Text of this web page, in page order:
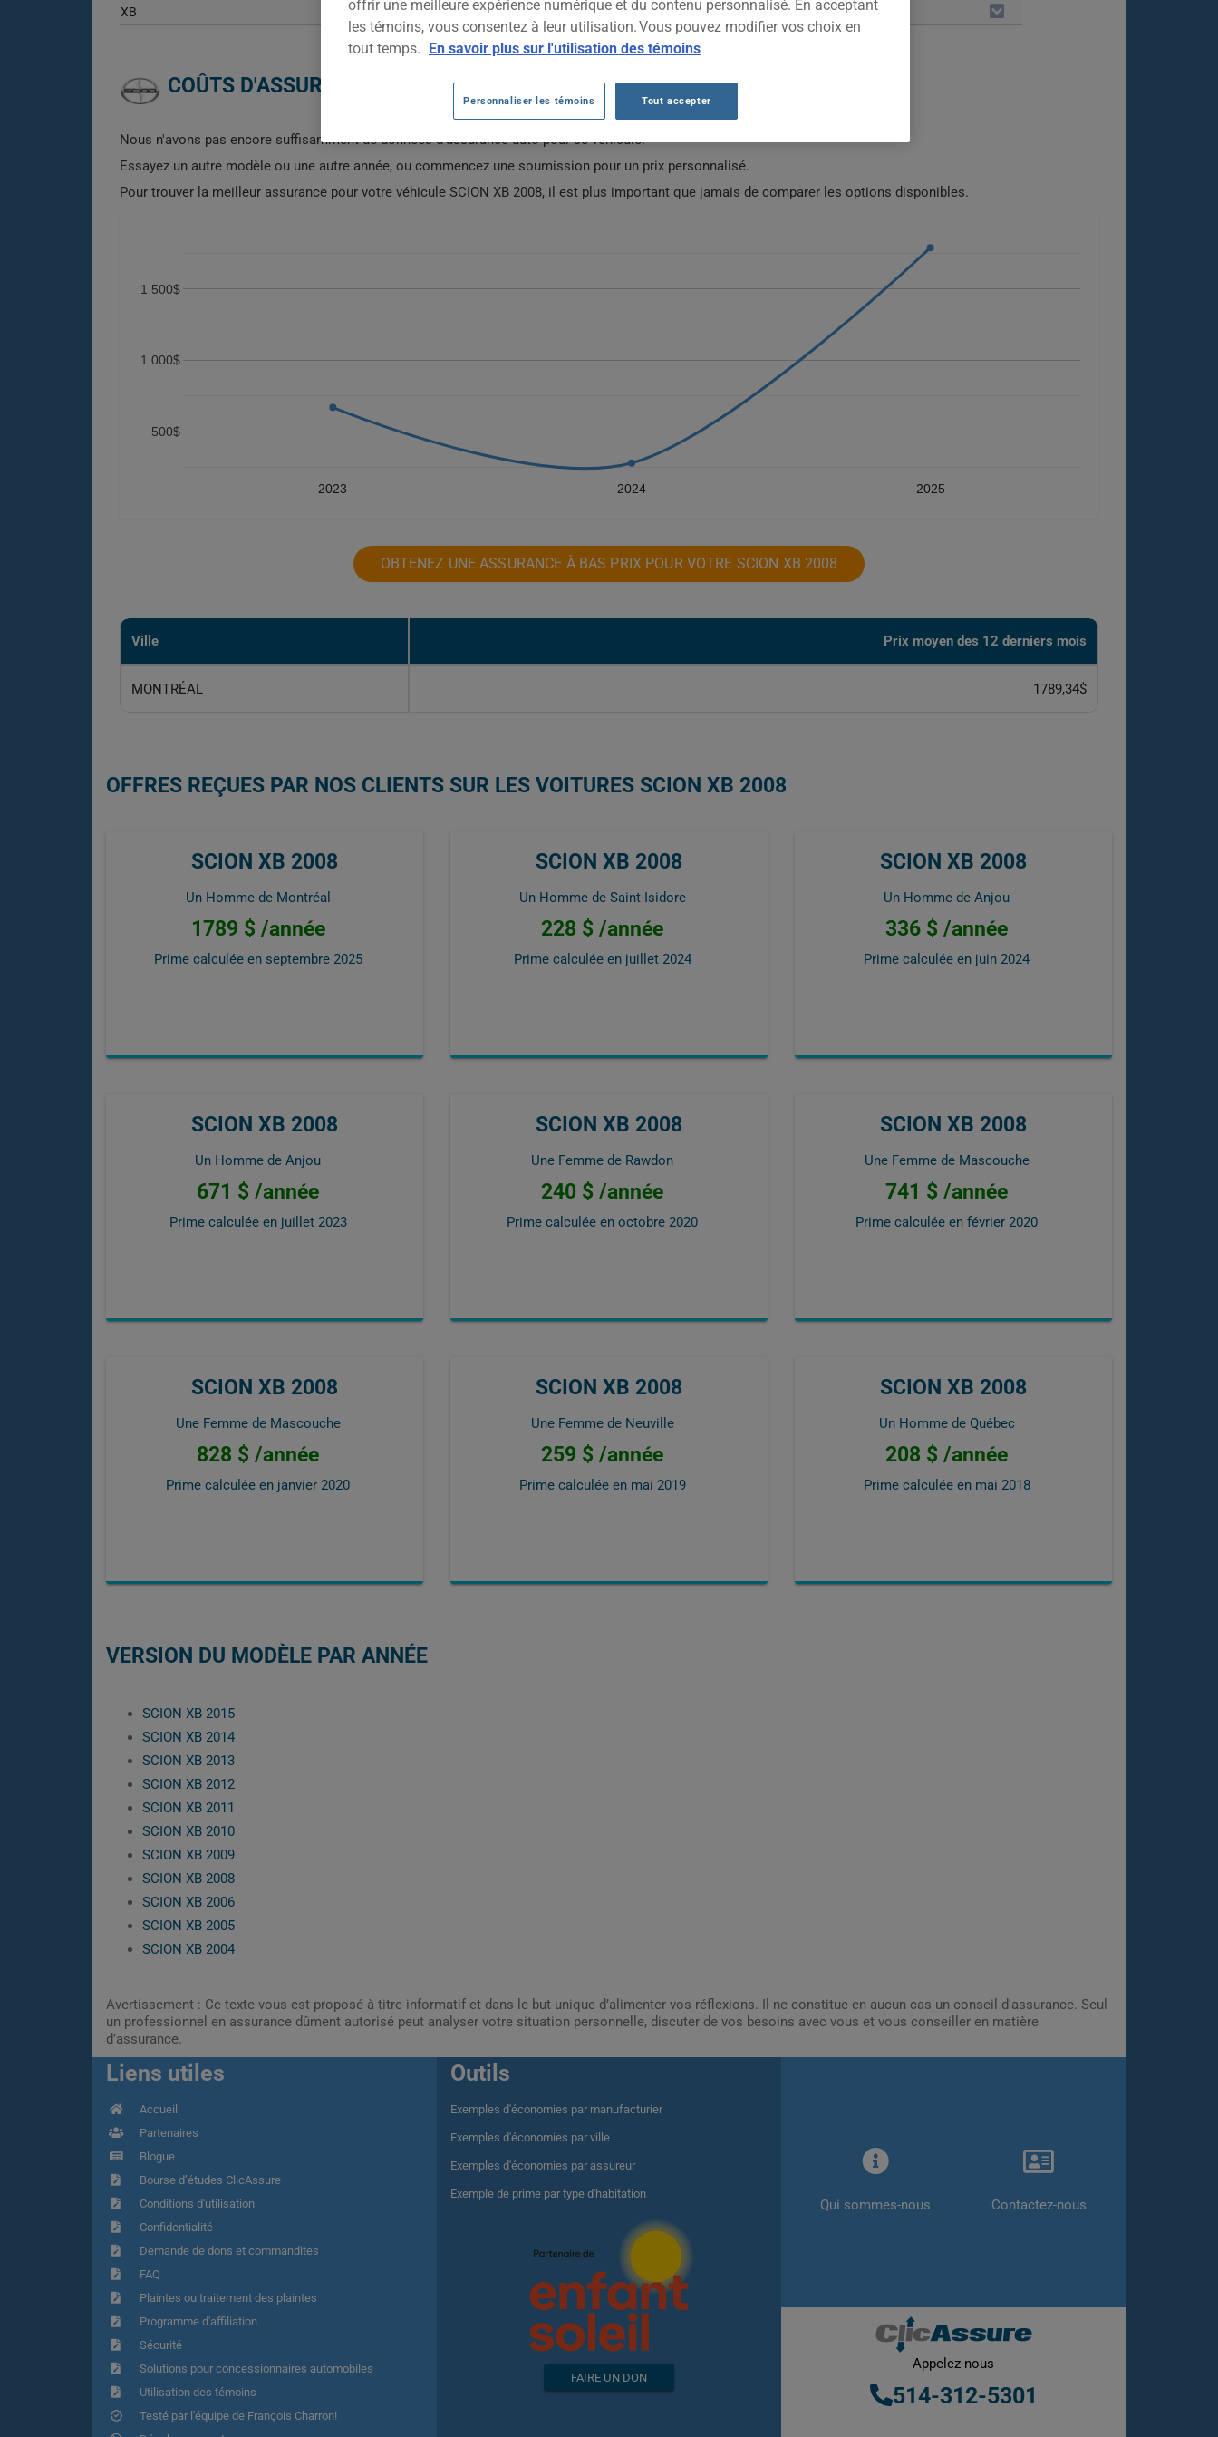
XB 2008 TOUTES LES VILLES
COÛTS D'ASSURANCE AUTO SCION XB 2008 DEPUIS 2023.
Nous n'avons pas encore suffisamment de données d'assurance auto pour ce véhicule.
Essayez un autre modèle ou une autre année, ou commencez une soumission pour un prix personnalisé.
Pour trouver la meilleur assurance pour votre véhicule SCION XB 2008, il est plus important que jamais de comparer les options disponibles.
2023 2024 2025
500$
1 000$
1 500$
OBTENEZ UNE ASSURANCE À BAS PRIX POUR VOTRE SCION XB 2008
Ville Prix ​​moyen des 12 derniers mois
MONTRÉAL 1789,34$
OFFRES REÇUES PAR NOS CLIENTS SUR LES VOITURES SCION XB 2008
SCION XB 2008
Un Homme de Montréal
1789 $ /année
Prime calculée en septembre 2025
SCION XB 2008
Un Homme de Saint-Isidore
228 $ /année
Prime calculée en juillet 2024
SCION XB 2008
Un Homme de Anjou
336 $ /année
Prime calculée en juin 2024
SCION XB 2008
Un Homme de Anjou
671 $ /année
Prime calculée en juillet 2023
SCION XB 2008
Une Femme de Rawdon
240 $ /année
Prime calculée en octobre 2020
SCION XB 2008
Une Femme de Mascouche
741 $ /année
Prime calculée en février 2020
SCION XB 2008
Une Femme de Mascouche
828 $ /année
Prime calculée en janvier 2020
SCION XB 2008
Une Femme de Neuville
259 $ /année
Prime calculée en mai 2019
SCION XB 2008
Un Homme de Québec
208 $ /année
Prime calculée en mai 2018
VERSION DU MODÈLE PAR ANNÉE
SCION XB 2015
SCION XB 2014
SCION XB 2013
SCION XB 2012
SCION XB 2011
SCION XB 2010
SCION XB 2009
SCION XB 2008
SCION XB 2006
SCION XB 2005
SCION XB 2004
Avertissement : Ce texte vous est proposé à titre informatif et dans le but unique d’alimenter vos réflexions. Il ne constitue en aucun cas un conseil d'assurance. Seul
un professionnel en assurance dûment autorisé peut analyser votre situation personnelle, discuter de vos besoins avec vous et vous conseiller en matière
d’assurance.
Liens utiles
Accueil
Partenaires
Blogue
Bourse d’études ClicAssure
Conditions d'utilisation
Confidentialité
Demande de dons et commandites
FAQ
Plaintes ou traitement des plaintes
Programme d'affiliation
Sécurité
Solutions pour concessionnaires automobiles
Utilisation des témoins
Testé par l'équipe de François Charron!
Outils
Exemples d'économies par manufacturier
Exemples d'économies par ville
Exemples d'économies par assureur
Exemple de prime par type d'habitation
FAIRE UN DON
Qui sommes-nous Contactez-nous
Appelez-nous
514-312-5301
offrir une meilleure expérience numérique et du contenu personnalisé. En acceptant
les témoins, vous consentez à leur utilisation. Vous pouvez modifier vos choix en
tout temps.
En savoir plus sur l'utilisation des témoins
Personnaliser les témoins Tout accepter